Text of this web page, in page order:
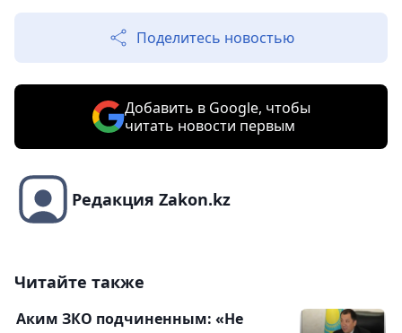
Поделитесь новостью
Добавить в Google, чтобы
читать новости первым
Редакция Zakon.kz
Читайте также
Аким ЗКО подчиненным: «Не